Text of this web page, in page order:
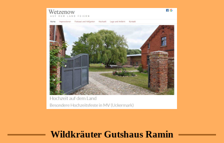
Wildkräuter Gutshaus Ramin